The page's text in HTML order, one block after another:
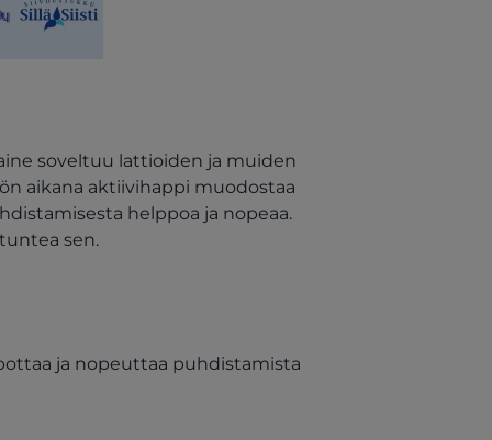
soveltuu lattioiden ja muiden
aikana aktiivihappi muodostaa
helppoa ja nopeaa.
sen.
ja nopeuttaa puhdistamista